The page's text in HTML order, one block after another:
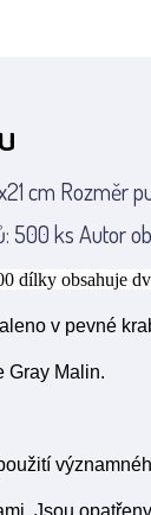
cm Rozměr
500 ks Autor
dílky obsahuje
v pevné
Gray Malin.
Jsou